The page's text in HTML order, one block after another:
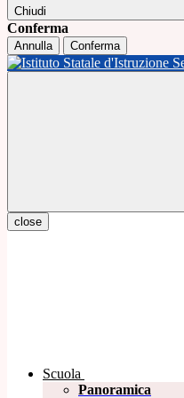
Chiudi
Conferma
Annulla Conferma
close
Scuola
Panoramica